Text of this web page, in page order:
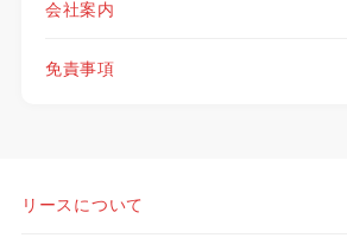
会社案内
免責事項
リースについて